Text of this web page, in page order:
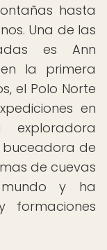
hasta
Una de las
es Ann
la primera
el Polo Norte
en
exploradora
buceadora de
de cuevas
y ha
formaciones